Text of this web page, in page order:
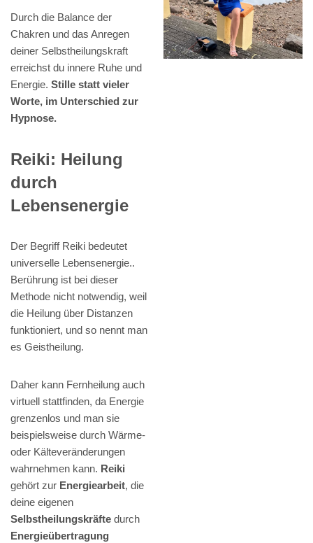
Durch die Balance der
Chakren und das Anregen
deiner Selbstheilungskraft
erreichst du innere Ruhe und
Energie. Stille statt vieler
Worte, im Unterschied zur
Hypnose.
Reiki: Heilung
durch
Lebensenergie
Der Begriff Reiki bedeutet
universelle Lebensenergie..
Berührung ist bei dieser
Methode nicht notwendig, weil
die Heilung über Distanzen
funktioniert, und so nennt man
es Geistheilung.
Daher kann Fernheilung auch
virtuell stattfinden, da Energie
grenzenlos und man sie
beispielsweise durch Wärme-
oder Kälteveränderungen
wahrnehmen kann. Reiki
gehört zur Energiearbeit, die
deine eigenen
Selbstheilungskräfte durch
Energieübertragung